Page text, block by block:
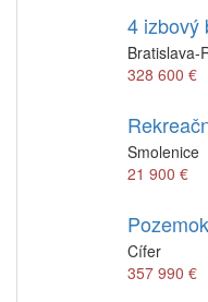
4 izbový
Bratislava-
328 600 €
Smolenice
21 900 €
Cífer
357 990 €